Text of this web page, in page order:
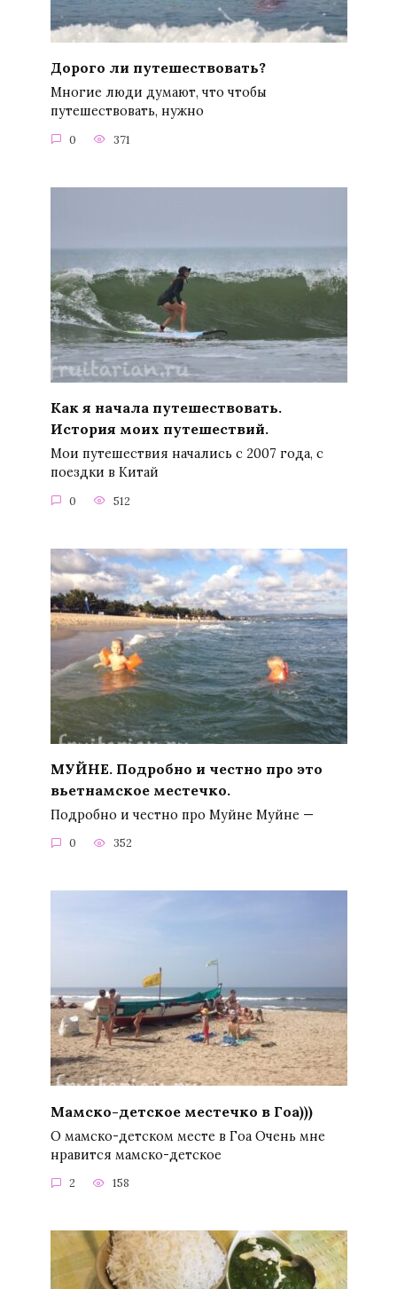
Дорого ли путешествовать?
Многие люди думают, что чтобы
путешествовать, нужно
0 371
Как я начала путешествовать.
История моих путешествий.
Мои путешествия начались с 2007 года, с
поездки в Китай
0 512
МУЙНЕ. Подробно и честно про это
вьетнамское местечко.
Подробно и честно про Муйне Муйне —
0 352
Мамско-детское местечко в Гоа)))
О мамско-детском месте в Гоа Очень мне
нравится мамско-детское
2 158